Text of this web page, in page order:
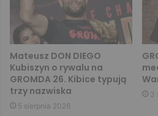
Mateusz DON DIEGO
Kubiszyn o rywalu na
GROMDA 26. Kibice typują
trzy nazwiska
5 sierpnia 2026
3